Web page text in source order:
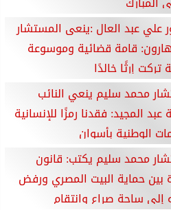
علي عبد العال :ينعى المستشار
قامة قضائية وموسوعة
تركت إرثًا خالدًا
محمد سليم ينعي النائب
المجيد: فقدنا رمزًا للإنسانية
الوطنية بأسوان
محمد سليم يكتب: قانون
بين حماية البيت المصري ورفض
إلى ساحة صراع وانتقام